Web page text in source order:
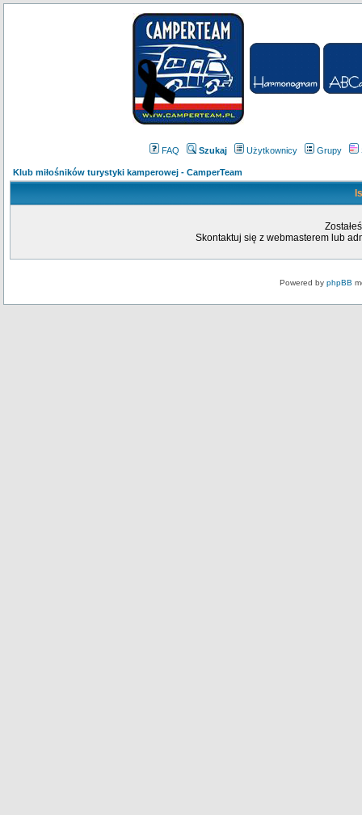
FAQ Szukaj Użytkownicy Grupy
Klub miłośników turystyki kamperowej - CamperTeam
Skontaktuj się z webmasterem lub
Powered by phpBB